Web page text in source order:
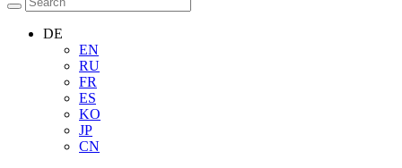
DE
EN
RU
FR
ES
KO
JP
CN